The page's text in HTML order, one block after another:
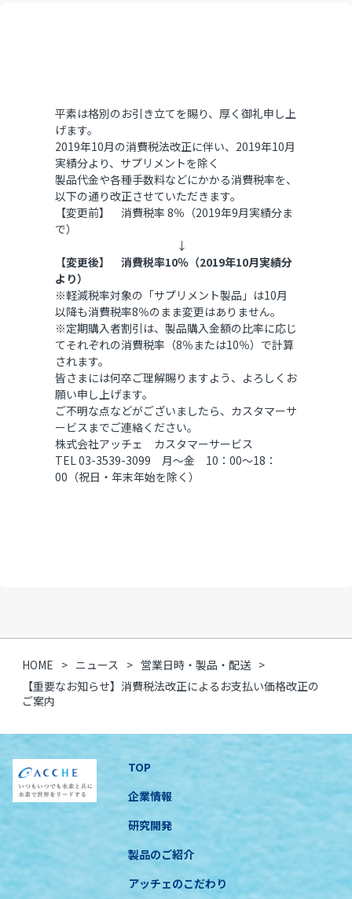
平素は格別のお引き立てを賜り、厚く御礼申し上
げます。
2019年10月の消費税法改正に伴い、2019年10月
実績分より、サプリメントを除く
製品代金や各種手数料などにかかる消費税率を、
以下の通り改正させていただきます。
【変更前】 消費税率 8％（2019年9月実績分ま
で）
↓
【変更後】 消費税率10％（2019年10月実績分
より）
※軽減税率対象の「サプリメント製品」は10月
以降も消費税率8％のまま変更はありません。
※定期購入者割引は、製品購入金額の比率に応じ
てそれぞれの消費税率（8％または10％）で計算
されます。
皆さまには何卒ご理解賜りますよう、よろしくお
願い申し上げます。
ご不明な点などがございましたら、カスタマーサ
ービスまでご連絡ください。
株式会社アッチェ カスタマーサービス
TEL 03-3539-3099 月～金 10：00～18：
00（祝日・年末年始を除く）
HOME ニュース
営業日時・製品・配送
【重要なお知らせ】消費税法改正によるお支払い価格改正の
ご案内
TOP
企業情報
研究開発
製品のご紹介
アッチェのこだわり